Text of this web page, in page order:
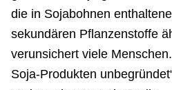
die in Sojabohnen
sekundären Pflanzenstoffe
verunsichert viele
Soja-Produkten